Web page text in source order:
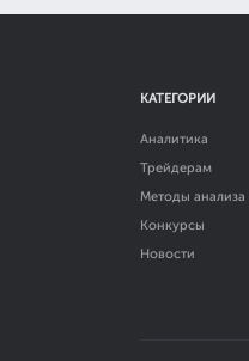
КАТЕГОРИИ
Аналитика
Трейдерам
Методы анализа
Конкурсы
Новости